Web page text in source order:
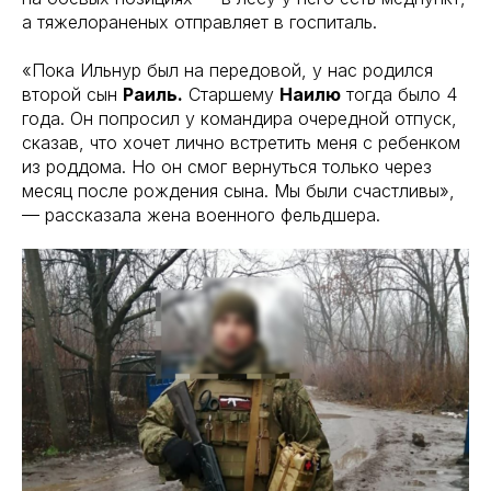
а тяжелораненых отправляет в госпиталь.
«Пока Ильнур был на передовой, у нас родился
второй сын Раиль. Старшему Наилю тогда было 4
года. Он попросил у командира очередной отпуск,
сказав, что хочет лично встретить меня с ребенком
из роддома. Но он смог вернуться только через
месяц после рождения сына. Мы были счастливы»,
— рассказала жена военного фельдшера.